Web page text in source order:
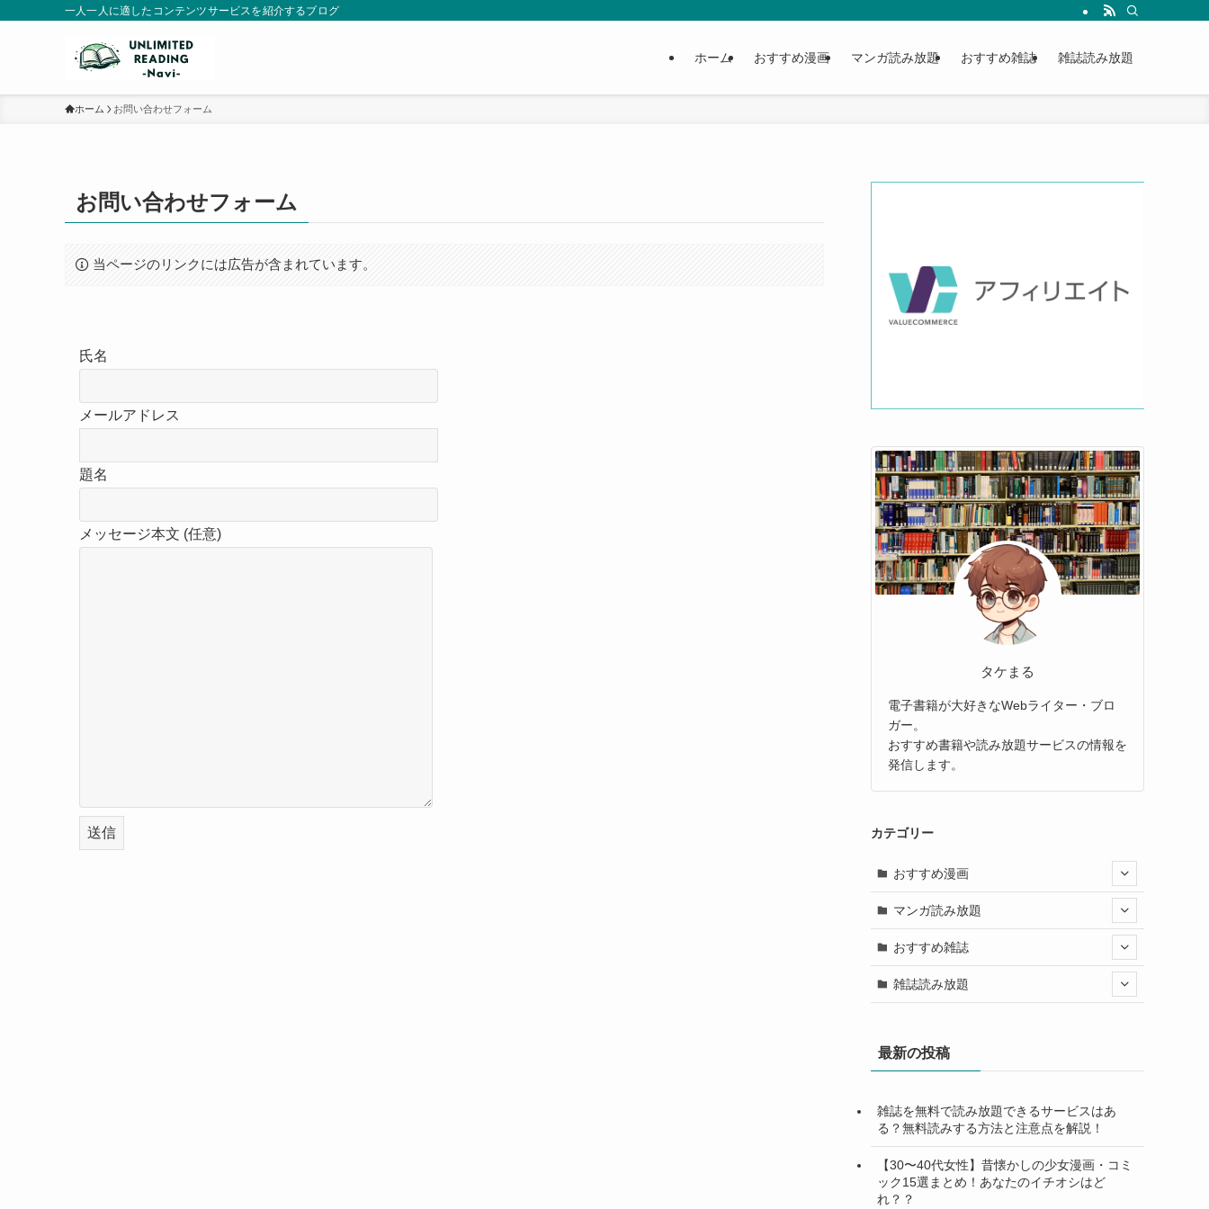
一人一人に適したコンテンツサービスを紹介するブログ
ホーム おすすめ漫画 マンガ読み放題 おすすめ雑誌 雑誌読み放題
ホーム お問い合わせフォーム
お問い合わせフォーム
当ページのリンクには広告が含まれています。
氏名
メールアドレス
題名
メッセージ本文 (任意)
タケまる
電子書籍が大好きなWebライター・ブロ
ガー。
おすすめ書籍や読み放題サービスの情報を
発信します。
カテゴリー
おすすめ漫画
マンガ読み放題
おすすめ雑誌
雑誌読み放題
最新の投稿
雑誌を無料で読み放題できるサービスはあ
る？無料読みする方法と注意点を解説！
【30〜40代女性】昔懐かしの少女漫画・コミ
ック15選まとめ！あなたのイチオシはど
れ？？